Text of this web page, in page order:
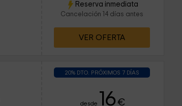
Reserva inmediata
Cancelación 14 días antes
VER OFERTA
20% DTO. PRÓXIMOS 7 DÍAS
desde 16 €